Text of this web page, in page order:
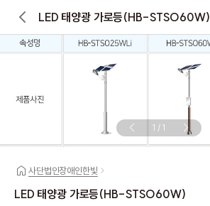
LED 태양광 가로등(HB-STSO60W)
1 /1
사단법인장애인한빛
LED 태양광 가로등(HB-STSO60W)